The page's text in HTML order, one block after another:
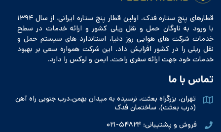
قطارهای پنج ستاره فدک، اولین قطار پنج ستاره ایرانی، از سال ۱۳۹۴
با ورود به ناوگان حمل و نقل ریلی کشور و ارائه خدمات در سطح
خدمات شرکت های هوایی روز دنیا، استاندارد های سیستم حمل و
نقل ریلی را در کشور افزایش داد. این شرکت همواره سعی بر بهبود
خدمات خود جهت ارائه سفری راحت، ایمن و لوکس را دارد.
تماس با ما
تهران، بزرگراه بعثت، نرسیده به میدان بهمن،درب جنوبی راه آهن
(درب بعثت)، ساختمان فدک
فروش و پشتیبانی: ۵۴۸۲۴-۰۲۱